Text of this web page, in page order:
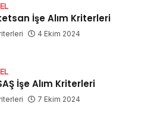
İşe Alım Kriterleri
4 Ekim 2024
İşe Alım Kriterleri
7 Ekim 2024